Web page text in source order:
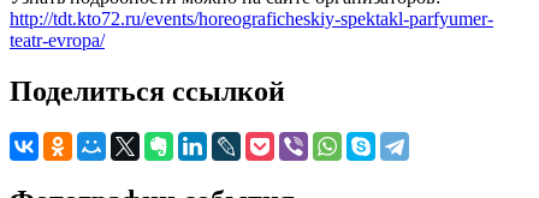
http://tdt.kto72.ru/events/horeograficheskiy-spektakl-parfyumer-
teatr-evropa/
Поделиться ссылкой